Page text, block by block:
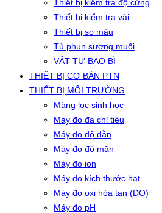
Thiết bị kiểm tra độ cứng
Thiết bị kiểm tra vải
Thiết bị so màu
Tủ phun sương muối
VẬT TƯ BAO BÌ
THIẾT BỊ CƠ BẢN PTN
THIẾT BỊ MÔI TRƯỜNG
Màng lọc sinh học
Máy đo đa chỉ tiêu
Máy đo độ dẫn
Máy đo độ mặn
Máy đo ion
Máy đo kích thước hạt
Máy đo oxi hòa tan (DO)
Máy đo pH